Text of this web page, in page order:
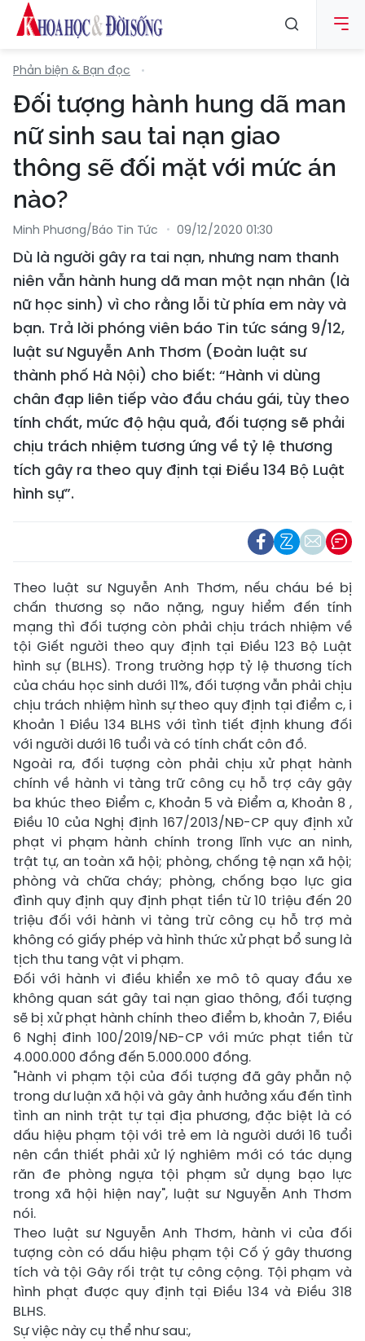
Phản biện & Bạn đọc
Đối tượng hành hung dã man
nữ sinh sau tai nạn giao
thông sẽ đối mặt với mức án
nào?
Minh Phương/Báo Tin Tức 09/12/2020 01:30
Dù là người gây ra tai nạn, nhưng nam thanh
niên vẫn hành hung dã man một nạn nhân (là
nữ học sinh) vì cho rằng lỗi từ phía em này và
bạn. Trả lời phóng viên báo Tin tức sáng 9/12,
luật sư Nguyễn Anh Thơm (Đoàn luật sư
thành phố Hà Nội) cho biết: “Hành vi dùng
chân đạp liên tiếp vào đầu cháu gái, tùy theo
tính chất, mức độ hậu quả, đối tượng sẽ phải
chịu trách nhiệm tương ứng về tỷ lệ thương
tích gây ra theo quy định tại Điều 134 Bộ Luật
hình sự”.
Theo luật sư Nguyễn Anh Thơm, nếu cháu bé bị
chấn thương sọ não nặng, nguy hiểm đến tính
mạng thì đối tượng còn phải chịu trách nhiệm về
tội Giết người theo quy định tại Điều 123 Bộ Luật
hình sự (BLHS). Trong trường hợp tỷ lệ thương tích
của cháu học sinh dưới 11%, đối tượng vẫn phải chịu
chịu trách nhiệm hình sự theo quy định tại điểm c, i
Khoản 1 Điều 134 BLHS với tình tiết định khung đối
với người dưới 16 tuổi và có tính chất côn đồ.
Ngoài ra, đối tượng còn phải chịu xử phạt hành
chính về hành vi tàng trữ công cụ hỗ trợ cây gậy
ba khúc theo Điểm c, Khoản 5 và Điểm a, Khoản 8 ,
Điều 10 của Nghị định 167/2013/NĐ-CP quy định xử
phạt vi phạm hành chính trong lĩnh vực an ninh,
trật tự, an toàn xã hội; phòng, chống tệ nạn xã hội;
phòng và chữa cháy; phòng, chống bạo lực gia
đình quy định quy định phạt tiền từ 10 triệu đến 20
triệu đối với hành vi tàng trừ công cụ hỗ trợ mà
không có giấy phép và hình thức xử phạt bổ sung là
tịch thu tang vật vi phạm.
Đối với hành vi điều khiển xe mô tô quay đầu xe
không quan sát gây tai nạn giao thông, đối tượng
sẽ bị xử phạt hành chính theo điểm b, khoản 7, Điều
6 Nghị đinh 100/2019/NĐ-CP với mức phạt tiền từ
4.000.000 đồng đến 5.000.000 đồng.
"Hành vi phạm tội của đối tượng đã gây phẫn nộ
trong dư luận xã hội và gây ảnh hưởng xấu đến tình
tình an ninh trật tự tại địa phương, đặc biệt là có
dấu hiệu phạm tội với trẻ em là người dưới 16 tuổi
nên cần thiết phải xử lý nghiêm mới có tác dụng
răn đe phòng ngựa tội phạm sử dụng bạo lực
trong xã hội hiện nay", luật sư Nguyễn Anh Thơm
nói.
Theo luật sư Nguyễn Anh Thơm, hành vi của đối
tượng còn có dấu hiệu phạm tội Cố ý gây thương
tích và tội Gây rối trật tự công cộng. Tội phạm và
hình phạt được quy định tại Điều 134 và Điều 318
BLHS.
Sự việc này cụ thể như sau:,